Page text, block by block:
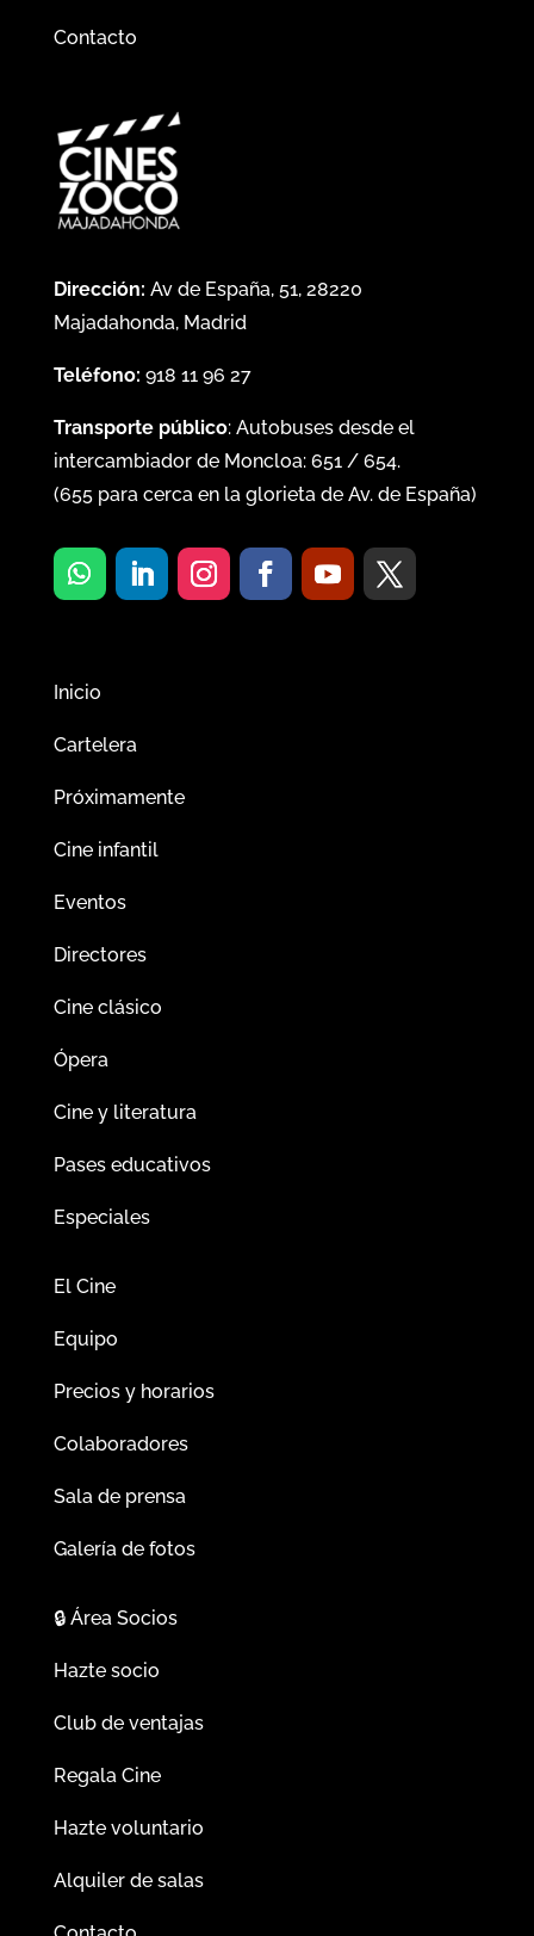
Contacto
Dirección: Av de España, 51, 28220
Majadahonda, Madrid
Teléfono: 918 11 96 27
Transporte público: Autobuses desde el
intercambiador de Moncloa: 651/ 654.
(655para cerca en la glorieta de Av. de España)
Inicio
Cartelera
Próximamente
Cine infantil
Eventos
Directores
Cine clásico
Ópera
Cine y literatura
Pases educativos
Especiales
El Cine
Equipo
Precios y horarios
Colaboradores
Sala de prensa
Galería de fotos
🔒Área Socios
Hazte socio
Club de ventajas
Regala Cine
Hazte voluntario
Alquiler de salas